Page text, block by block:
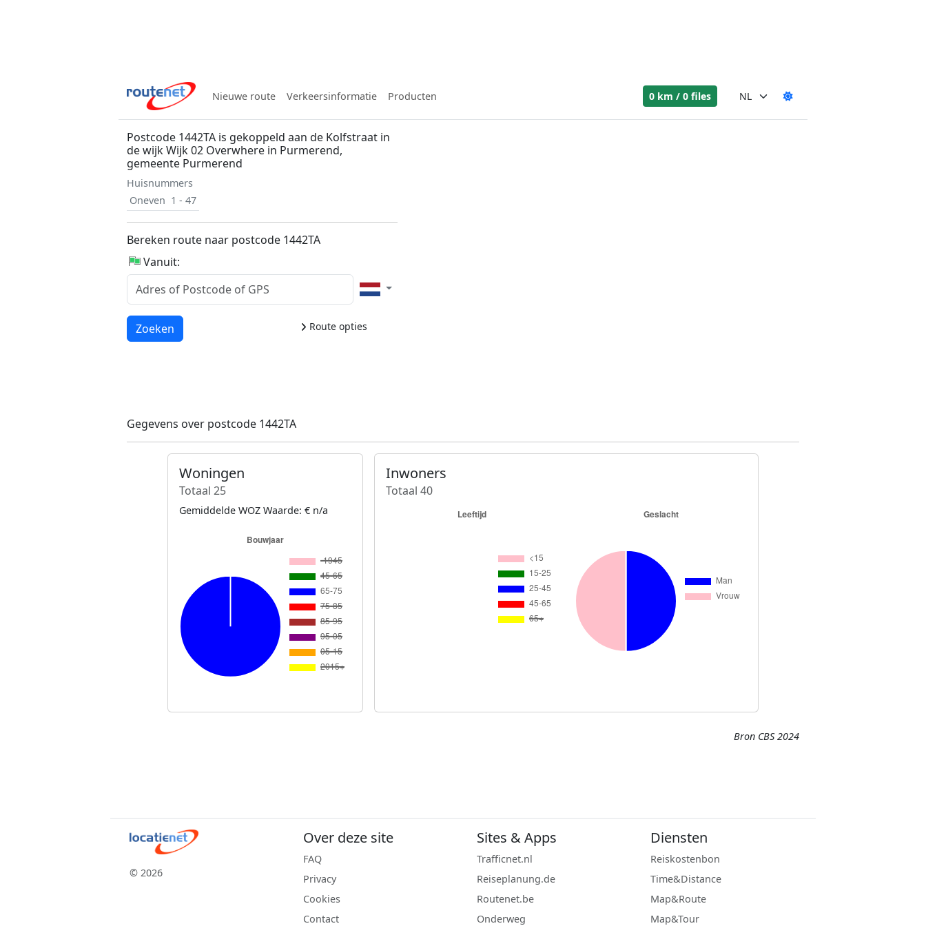
Nieuwe route Verkeersinformatie Producten 0 km / 0 files
Postcode 1442TA is gekoppeld aan de Kolfstraat in
de wijk Wijk 02 Overwhere in Purmerend,
gemeente Purmerend
Huisnummers
Oneven 1 - 47
Bereken route naar postcode 1442TA
Vanuit:
Route opties
Laden...
Zoeken
Gegevens over postcode 1442TA
Woningen
Totaal 25
Gemiddelde WOZ Waarde: € n/a
Inwoners
Totaal 40
Bron CBS 2024
© 2026
Over deze site
FAQ
Privacy
Cookies
Contact
Sites & Apps
Trafficnet.nl
Reiseplanung.de
Routenet.be
Onderweg
Diensten
Reiskostenbon
Time&Distance
Map&Route
Map&Tour